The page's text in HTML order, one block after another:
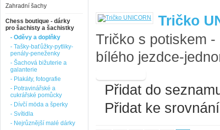
Zahradní šachy
Chess boutique - dárky
pro šachisty a šachistky
- Oděvy a doplňky
- Tašky-baťůžky-pytliky-
penály-peneženky
- Šachová bižuterie a
galanterie
- Plakáty, fotografie
- Potravinářské a
cukrářské pomůcky
- Dívčí möda a šperky
- Svítidla
- Nejrůznější malé dárky
Tričko
Tričko s potiskem
bílého jezdce-
Přidat do
Přidat ke srovnání